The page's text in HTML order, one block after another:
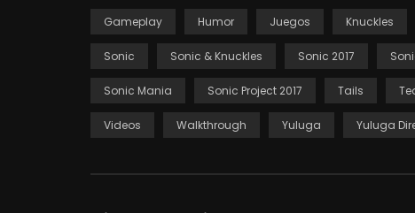
Gameplay Humor Juegos Knuckles
Sonic Sonic & Knuckles Sonic 2017
Sonic Mania Sonic Project 2017 Tails
Videos Walkthrough Yuluga Yuluga